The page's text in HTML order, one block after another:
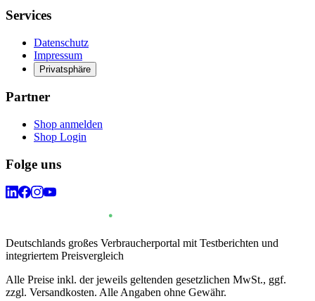
Services
Datenschutz
Impressum
Privatsphäre
Partner
Shop anmelden
Shop Login
Folge uns
Deutschlands großes Verbraucherportal mit Testberichten und
integriertem Preisvergleich
Alle Preise inkl. der jeweils geltenden gesetzlichen MwSt., ggf.
zzgl. Versandkosten. Alle Angaben ohne Gewähr.